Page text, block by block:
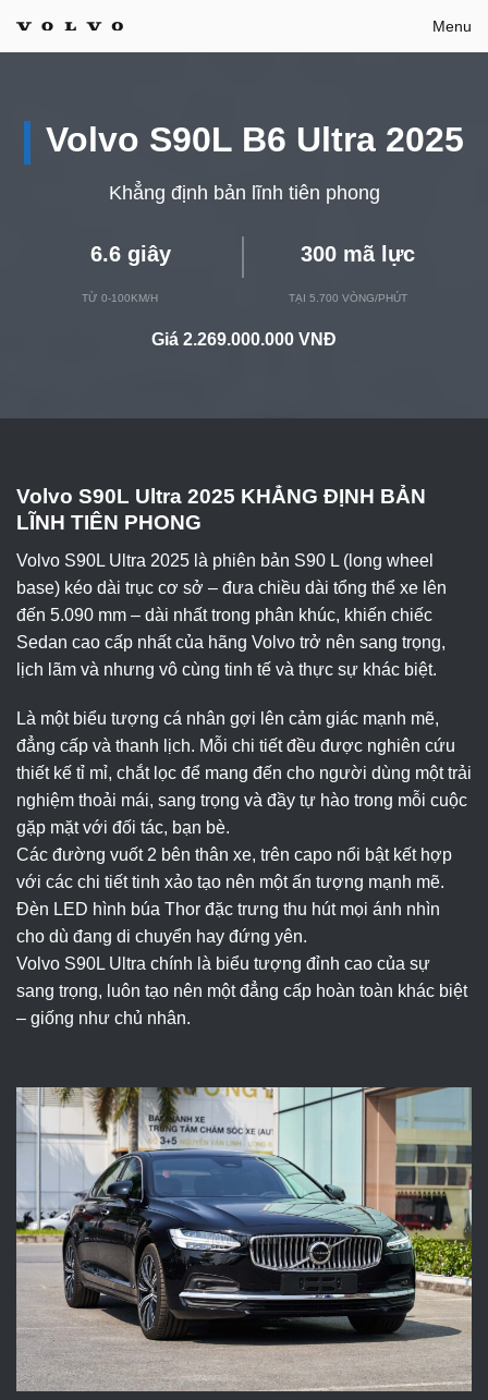
Menu
Volvo S90L B6 Ultra 2025
Khẳng định bản lĩnh tiên phong
6.6 giây
TỪ 0-100KM/H
300 mã lực
TẠI 5.700 VÒNG/PHÚT
Giá 2.269.000.000 VNĐ
Volvo S90L Ultra 2025 KHẲNG ĐỊNH BẢN
LĨNH TIÊN PHONG
Volvo S90L Ultra 2025 là phiên bản S90 L (long wheel
base) kéo dài trục cơ sở – đưa chiều dài tổng thể xe lên
đến 5.090 mm – dài nhất trong phân khúc, khiến chiếc
Sedan cao cấp nhất của hãng Volvo trở nên sang trọng,
lịch lãm và nhưng vô cùng tinh tế và thực sự khác biệt.
Là một biểu tượng cá nhân gợi lên cảm giác mạnh mẽ,
đẳng cấp và thanh lịch. Mỗi chi tiết đều được nghiên cứu
thiết kế tỉ mỉ, chắt lọc để mang đến cho người dùng một trải
nghiệm thoải mái, sang trọng và đầy tự hào trong mỗi cuộc
gặp mặt với đối tác, bạn bè.
Các đường vuốt 2 bên thân xe, trên capo nổi bật kết hợp
với các chi tiết tinh xảo tạo nên một ấn tượng mạnh mẽ.
Đèn LED hình búa Thor đặc trưng thu hút mọi ánh nhìn
cho dù đang di chuyển hay đứng yên.
Volvo S90L Ultra chính là biểu tượng đỉnh cao của sự
sang trọng, luôn tạo nên một đẳng cấp hoàn toàn khác biệt
– giống như chủ nhân.